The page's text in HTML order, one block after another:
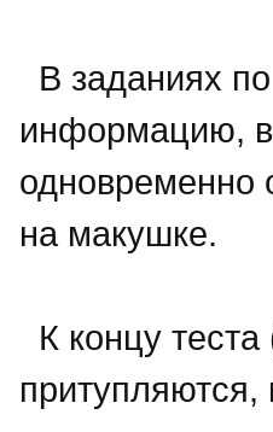
В заданиях
информацию,
одновременно
на макушке.
К концу